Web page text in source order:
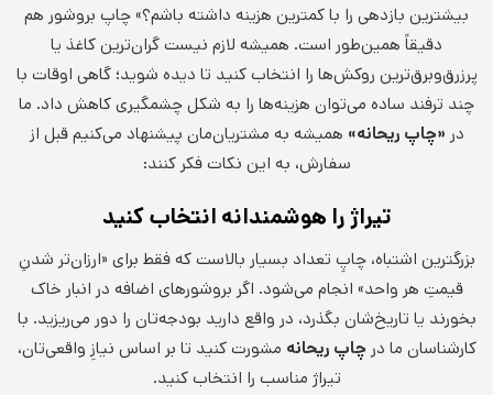
بیشترین بازدهی را با کمترین هزینه داشته باشم؟» چاپ بروشور هم
دقیقاً همین‌طور است. همیشه لازم نیست گران‌ترین کاغذ یا
پرزرق‌وبرق‌ترین روکش‌ها را انتخاب کنید تا دیده شوید؛ گاهی اوقات با
چند ترفند ساده می‌توان هزینه‌ها را به شکل چشمگیری کاهش داد. ما
در «چاپ ریحانه» همیشه به مشتریان‌مان پیشنهاد می‌کنیم قبل از
سفارش، به این نکات فکر کنند:
تیراژ را هوشمندانه انتخاب کنید
بزرگترین اشتباه، چاپِ تعداد بسیار بالاست که فقط برای «ارزان‌تر شدنِ
قیمتِ هر واحد» انجام می‌شود. اگر بروشورهای اضافه در انبار خاک
بخورند یا تاریخ‌شان بگذرد، در واقع دارید بودجه‌تان را دور می‌ریزید. با
کارشناسان ما درچاپ ریحانه مشورت کنید تا بر اساس نیازِ واقعی‌تان،
تیراژ مناسب را انتخاب کنید.